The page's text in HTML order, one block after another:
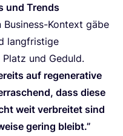
und Trends
Kon­text gäbe
lang­fris­ti­ge
und Geduld.
auf rege­ne­ra­ti­ve
dass die­se
weit ver­brei­tet sind
gering bleibt.”